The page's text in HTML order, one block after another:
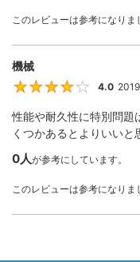
このレビューは参考になりま
機械
4.0
性能や耐久性に特別問題
くつかあるとよりいいと
0人が参考にしています。
このレビューは参考になりま